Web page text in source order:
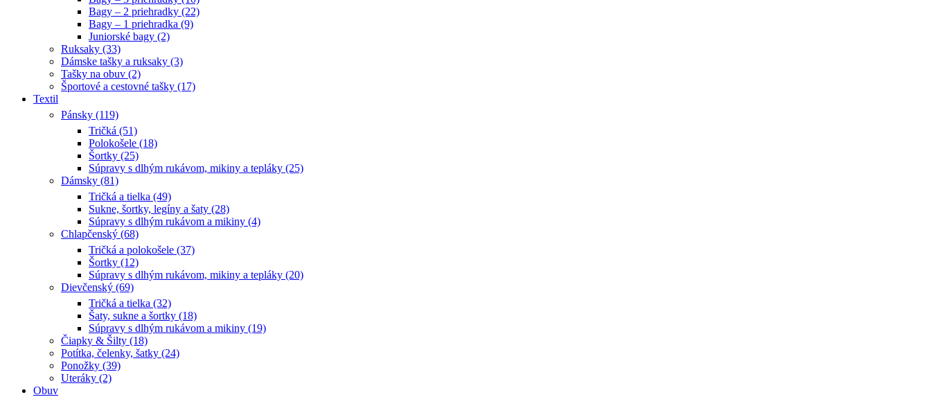
Bagy – 2 priehradky (22)
Bagy – 1 priehradka (9)
Juniorské bagy (2)
Ruksaky (33)
Dámske tašky a ruksaky (3)
Tašky na obuv (2)
Športové a cestovné tašky (17)
Textil
Pánsky (119)
Tričká (51)
Polokošele (18)
Šortky (25)
Súpravy s dlhým rukávom, mikiny a tepláky (25)
Dámsky (81)
Tričká a tielka (49)
Sukne, šortky, legíny a šaty (28)
Súpravy s dlhým rukávom a mikiny (4)
Chlapčenský (68)
Tričká a polokošele (37)
Šortky (12)
Súpravy s dlhým rukávom, mikiny a tepláky (20)
Dievčenský (69)
Tričká a tielka (32)
Šaty, sukne a šortky (18)
Súpravy s dlhým rukávom a mikiny (19)
Čiapky & Šilty (18)
Potítka, čelenky, šatky (24)
Ponožky (39)
Uteráky (2)
Obuv